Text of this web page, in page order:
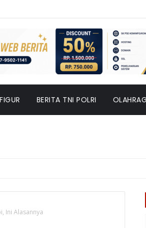
FIGUR BERITA TNI POLRI
Ini Alasannya